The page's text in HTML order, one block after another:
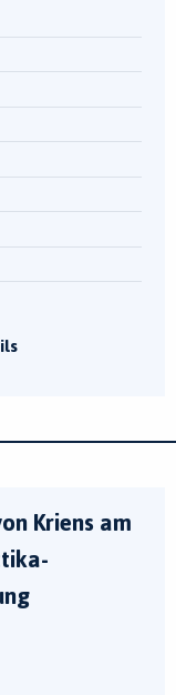
Kriens am